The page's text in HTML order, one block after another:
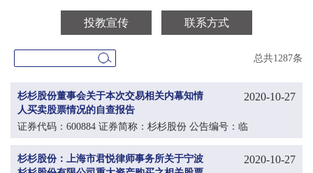
投教宣传 联系方式
总共1287条
杉杉股份董事会关于本次交易相关内幕知情
人买卖股票情况的自查报告
2020-10-27
证券代码：600884 证券简称：杉杉股份 公告编号：临
杉杉股份：上海市君悦律师事务所关于宁波
2020-10-27